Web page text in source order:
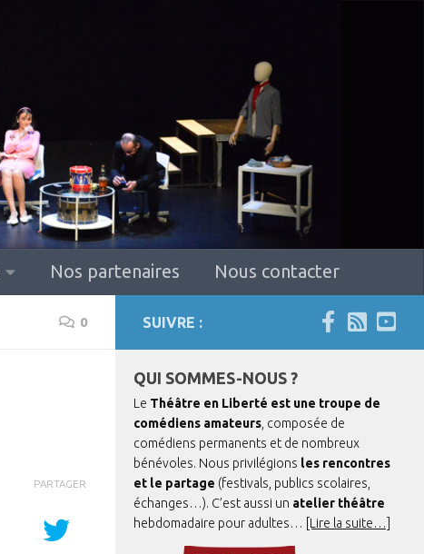
Nos partenaires Nous contacter
0
PARTAGER
SUIVRE :
QUI SOMMES-NOUS ?
Le Théâtre en Liberté est une troupe de
comédiens amateurs , composée de
comédiens permanents et de nombreux
bénévoles. Nous privilégions les rencontres
et le partage (festivals, publics scolaires,
échanges…). C’est aussi un atelier théâtre
hebdomadaire pour adultes…
[Lire la suite…]